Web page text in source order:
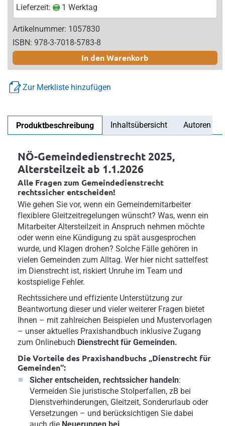
Lieferzeit:
1 Werktag
Artikelnummer: 1057830
ISBN: 978-3-7018-5783-8
In den Warenkorb
Zur Merkliste hinzufügen
Produktbeschreibung Inhaltsübersicht Autoren
NÖ-Gemeindedienstrecht 2025,
Altersteilzeit ab 1.1.2026
Alle Fragen zum Gemeindedienstrecht
rechtssicher entscheiden!
Wie gehen Sie vor, wenn ein Gemeindemitarbeiter
flexiblere Gleitzeitregelungen wünscht? Was, wenn ein
Mitarbeiter Altersteilzeit in Anspruch nehmen möchte
oder wenn eine Kündigung zu spät ausgesprochen
wurde, und Klagen drohen? Solche Fälle gehören in
vielen Gemeinden zum Alltag. Wer hier nicht sattelfest
im Dienstrecht ist, riskiert Unruhe im Team und
kostspielige Fehler.
Rechtssichere und effiziente Unterstützung zur
Beantwortung dieser und vieler weiterer Fragen bietet
Ihnen – mit zahlreichen Beispielen und Mustervorlagen
– unser aktuelles Praxishandbuch inklusive Zugang
zum Onlinebuch Dienstrecht für Gemeinden.
Die Vorteile des Praxishandbuchs „Dienstrecht für
Gemeinden“:
Sicher entscheiden, rechtssicher handeln:
Vermeiden Sie juristische Stolperfallen, zB bei
Dienstverhinderungen, Gleitzeit, Sonderurlaub oder
Versetzungen – und berücksichtigen Sie dabei